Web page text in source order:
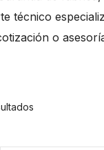
técnico
o